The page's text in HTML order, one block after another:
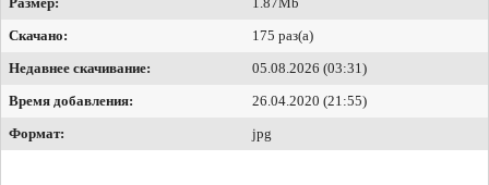
Скачано:
175 раз(а)
Недавнее скачивание:
05.08.2026 (03:31)
Время добавления:
26.04.2020 (21:55)
Формат:
jpg